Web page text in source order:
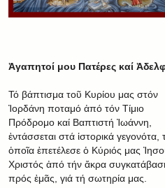
Ἀγαπητοί μου Πατέρες καί
Τό βάπτισμα τοῦ Κυρίου μας στόν
Ἰορδάνη ποταμό ἀπό τόν Τίμιο
Πρόδρομο καί Βαπτιστή Ἰωάννη,
ἐντάσσεται στά ἱστορικά γεγονότα,
ὁποῖα ἐπετέλεσε ὁ Κύριός μας
Χριστός ἀπό τήν ἄκρα
πρός ἐμᾶς, γιά τή σωτηρία μας.